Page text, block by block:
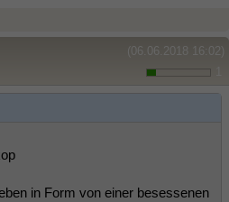
(06.06.2018 16:02)
in Form von einer besessenen